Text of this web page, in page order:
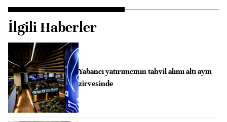
İlgili Haberler
Yabancı yatırımcının tahvil alımı altı ayın
zirvesinde